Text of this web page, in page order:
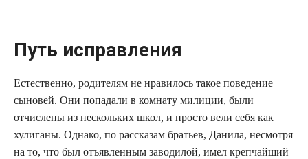
Путь исправления
Естественно, родителям не нравилось такое поведение
сыновей. Они попадали в комнату милиции, были
отчислены из нескольких школ, и просто вели себя как
хулиганы. Однако, по рассказам братьев, Данила, несмотря
на то, что был отъявленным заводилой, имел крепчайший